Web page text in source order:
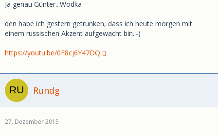
Ja genau Günter...Wodka
den habe ich gestern getrunken, dass ich heute morgen mit
einem russischen Akzent aufgewacht bin.:-)
https://youtu.be/0F8cj6Y47DQ
Rundg
27. Dezember 2015